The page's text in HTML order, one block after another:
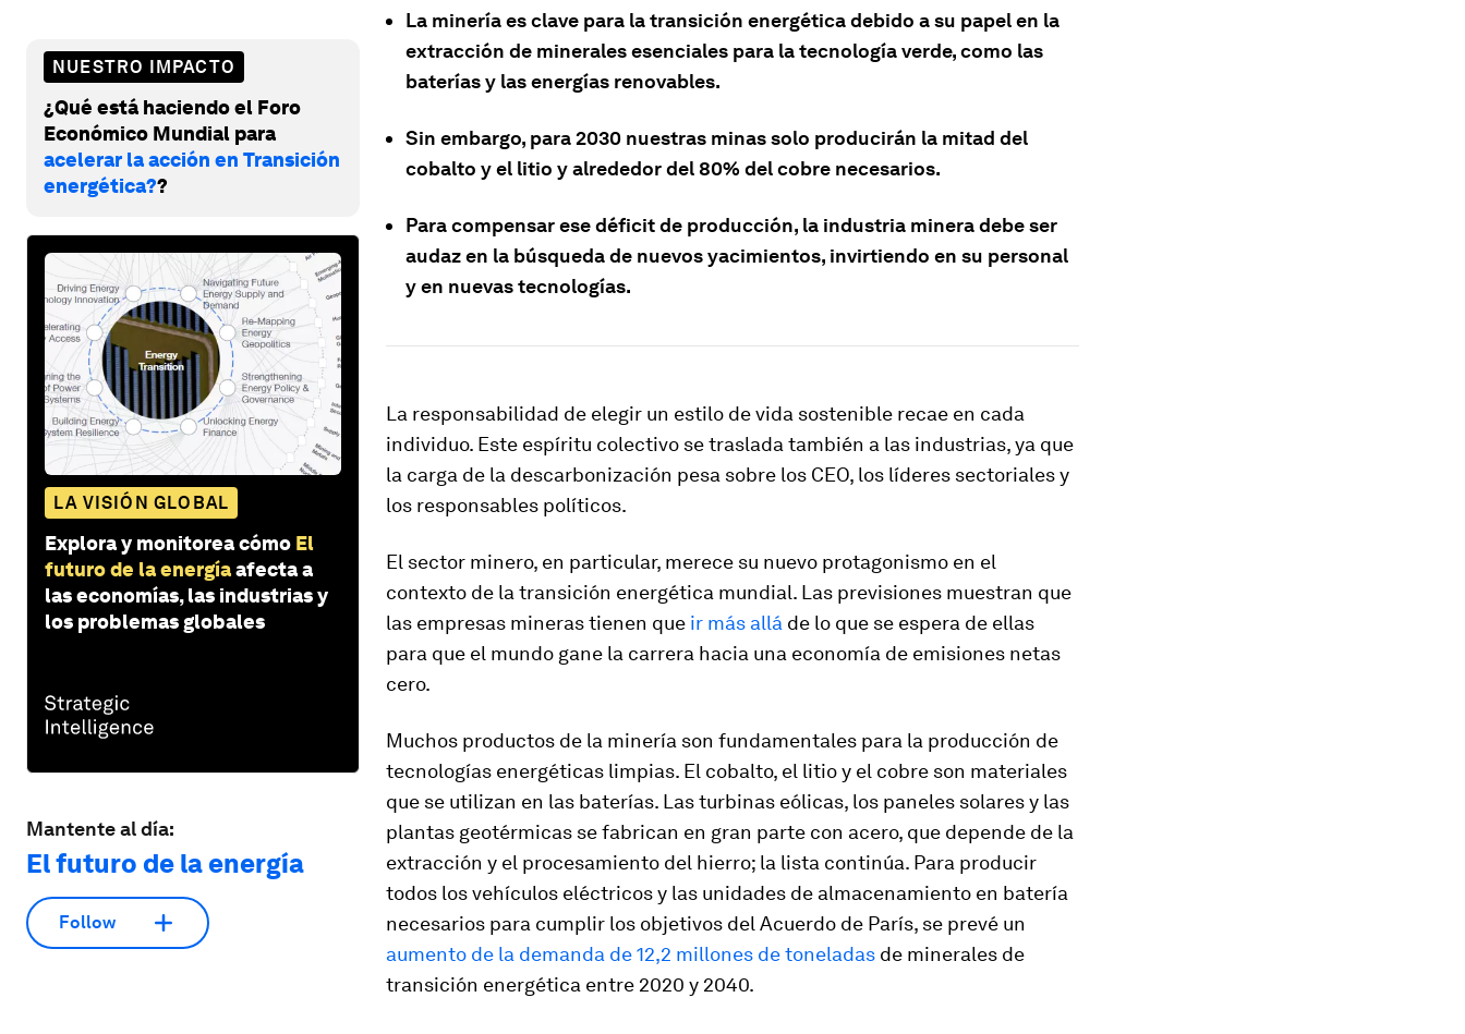
NUESTRO IMPACTO
¿Qué está haciendo el Foro
Económico Mundial para
acelerar la acción en Transición
energética??
LA VISIÓN GLOBAL
Explora y monitorea cómo El
futuro de la energíaafecta a
las economías, las industrias y
los problemas globales
Mantente al día:
El futuro de la energía
Follow
La minería es clave para la transición energética debido a su papel en la
extracción de minerales esenciales para la tecnología verde, como las
baterías y las energías renovables.
Sin embargo, para 2030 nuestras minas solo producirán la mitad del
cobalto y el litio y alrededor del 80% del cobre necesarios.
Para compensar ese déficit de producción, la industria minera debe ser
audaz en la búsqueda de nuevos yacimientos, invirtiendo en su personal
y en nuevas tecnologías.
La responsabilidad de elegir un estilo de vida sostenible recae en cada
individuo. Este espíritu colectivo se traslada también a las industrias, ya que
la carga de la descarbonización pesa sobre los CEO, los líderes sectoriales y
los responsables políticos.
El sector minero, en particular, merece su nuevo protagonismo en el
contexto de la transición energética mundial. Las previsiones muestran que
las empresas mineras tienen que ir más allá de lo que se espera de ellas
para que el mundo gane la carrera hacia una economía de emisiones netas
cero.
Muchos productos de la minería son fundamentales para la producción de
tecnologías energéticas limpias. El cobalto, el litio y el cobre son materiales
que se utilizan en las baterías. Las turbinas eólicas, los paneles solares y las
plantas geotérmicas se fabrican en gran parte con acero, que depende de la
extracción y el procesamiento del hierro; la lista continúa. Para producir
todos los vehículos eléctricos y las unidades de almacenamiento en batería
necesarios para cumplir los objetivos del Acuerdo de París, se prevé un
aumento de la demanda de 12,2 millones de toneladas de minerales de
transición energética entre 2020 y 2040.